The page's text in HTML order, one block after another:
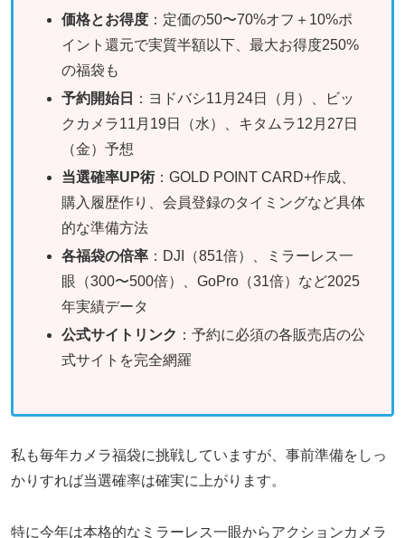
価格とお得度 ：定価の50〜70%オフ＋10%ポ
イント還元で実質半額以下、最大お得度250%
の福袋も
予約開始日
：ヨドバシ11月24日（月）、ビッ
クカメラ11月19日（水）、キタムラ12月27日
（金）予想
当選確率UP術 ：GOLD POINT CARD+作成、
購入履歴作り、会員登録のタイミングなど具体
的な準備方法
各福袋の倍率 ：DJI（851倍）、ミラーレス一
眼（300〜500倍）、GoPro（31倍）など2025
年実績データ
公式サイトリンク ：予約に必須の各販売店の公
式サイトを完全網羅
私も毎年カメラ福袋に挑戦していますが、事前準備をしっ
かりすれば当選確率は確実に上がります。
特に今年は本格的なミラーレス一眼からアクションカメラ